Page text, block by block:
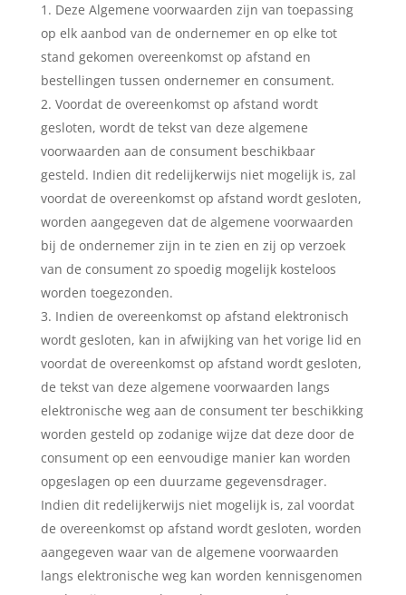
Deze Algemene voorwaarden zijn van toepassing
op elk aanbod van de ondernemer en op elke tot
stand gekomen overeenkomst op afstand en
bestellingen tussen ondernemer en consument.
Voordat de overeenkomst op afstand wordt
gesloten, wordt de tekst van deze algemene
voorwaarden aan de consument beschikbaar
gesteld. Indien dit redelijkerwijs niet mogelijk is, zal
voordat de overeenkomst op afstand wordt gesloten,
worden aangegeven dat de algemene voorwaarden
bij de ondernemer zijn in te zien en zij op verzoek
van de consument zo spoedig mogelijk kosteloos
worden toegezonden.
Indien de overeenkomst op afstand elektronisch
wordt gesloten, kan in afwijking van het vorige lid en
voordat de overeenkomst op afstand wordt gesloten,
de tekst van deze algemene voorwaarden langs
elektronische weg aan de consument ter beschikking
worden gesteld op zodanige wijze dat deze door de
consument op een eenvoudige manier kan worden
opgeslagen op een duurzame gegevensdrager.
Indien dit redelijkerwijs niet mogelijk is, zal voordat
de overeenkomst op afstand wordt gesloten, worden
aangegeven waar van de algemene voorwaarden
langs elektronische weg kan worden kennisgenomen